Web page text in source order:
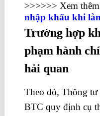
>>>>>> Xem
nhập khẩu khi
Trường hợp
phạm hành
hải quan
Theo đó, Thông
BTC quy định cụ